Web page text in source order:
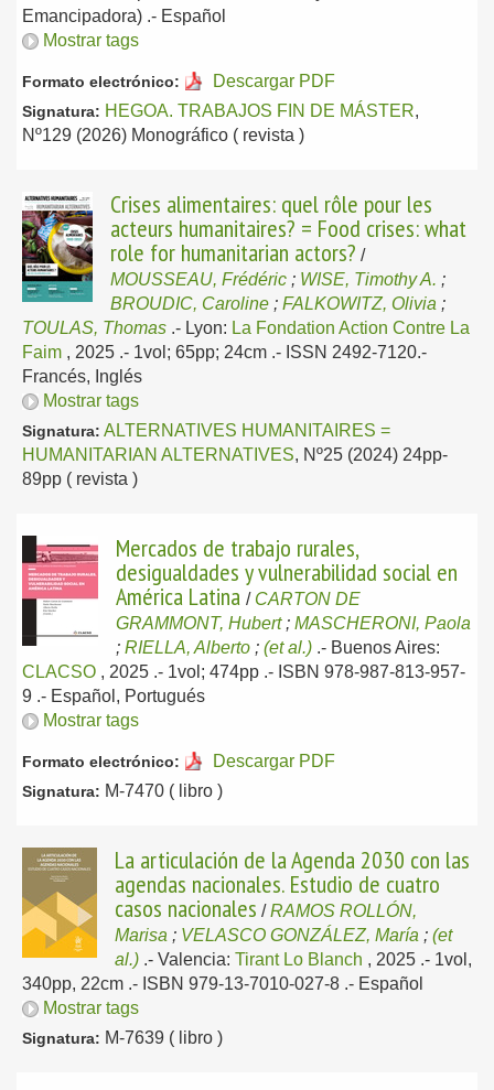
Emancipadora) .- Español
Mostrar tags
Formato electrónico: Descargar PDF
Signatura: HEGOA. TRABAJOS FIN DE MÁSTER,
Nº129 (2026) Monográfico ( revista )
Crises alimentaires: quel rôle pour les
acteurs humanitaires? = Food crises: what
role for humanitarian actors? /
MOUSSEAU, Frédéric ; WISE, Timothy A. ;
BROUDIC, Caroline ; FALKOWITZ, Olivia ;
TOULAS, Thomas .- Lyon: La Fondation Action Contre La
Faim , 2025 .- 1vol; 65pp; 24cm .- ISSN 2492-7120.-
Francés, Inglés
Mostrar tags
Signatura: ALTERNATIVES HUMANITAIRES =
HUMANITARIAN ALTERNATIVES, Nº25 (2024) 24pp-
89pp ( revista )
Mercados de trabajo rurales,
desigualdades y vulnerabilidad social en
América Latina / CARTON DE
GRAMMONT, Hubert; MASCHERONI, Paola
; RIELLA, Alberto ; (et al.) .- Buenos Aires:
CLACSO , 2025 .- 1vol; 474pp .- ISBN 978-987-813-957-
9 .- Español, Portugués
Mostrar tags
Formato electrónico: Descargar PDF
Signatura: M-7470 ( libro )
La articulación de la Agenda 2030 con las
agendas nacionales. Estudio de cuatro
casos nacionales /RAMOS ROLLÓN,
Marisa ; VELASCO GONZÁLEZ, María ; (et
al.) .- Valencia: Tirant Lo Blanch , 2025 .- 1vol,
340pp, 22cm .- ISBN 979-13-7010-027-8 .- Español
Mostrar tags
Signatura: M-7639 ( libro )